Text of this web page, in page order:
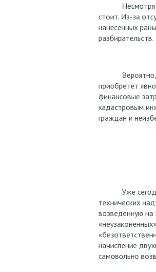
Несмотря на
стоит. Из-за
нанесенных
разбирательств.
Вероятно,
приобретет
финансовые
кадастровым
граждан и
Уже сегодня
технических
возведенную на
начисление
самовольно